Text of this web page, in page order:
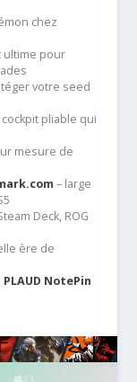
chez
ultime pour
votre seed
pliable qui
mesure de
– large
Deck, ROG
ère de
PLAUD NotePin